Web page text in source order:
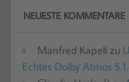
NEUESTE KOMMENTARE
Manfred Kapell zu
Echtes Dolby Atmos